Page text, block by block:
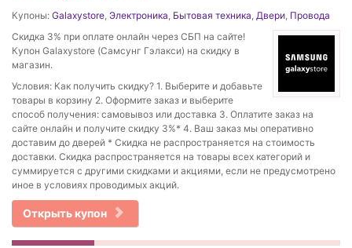
Купоны: Galaxystore, Электроника, Бытовая техника, Двери, Провода
Скидка 3% при оплате онлайн через СБП на сайте!
Купон Galaxystore (Самсунг Гэлакси) на скидку в
магазин.
Условия: Как получить скидку? 1. Выберите и добавьте
товары в корзину 2. Оформите заказ и выберите
способ получения: самовывоз или доставка 3. Оплатите заказ на
сайте онлайн и получите скидку 3%* 4. Ваш заказ мы оперативно
доставим до дверей * Скидка не распространяется на стоимость
доставки. Скидка распространяется на товары всех категорий и
суммируется с другими скидками и акциями, если не предусмотрено
иное в условиях проводимых акций.
Открыть купон